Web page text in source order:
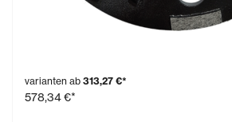
Diamantschleifteller, PKD Ø 235 mm
varianten ab 313,27 €*
578,34 €*